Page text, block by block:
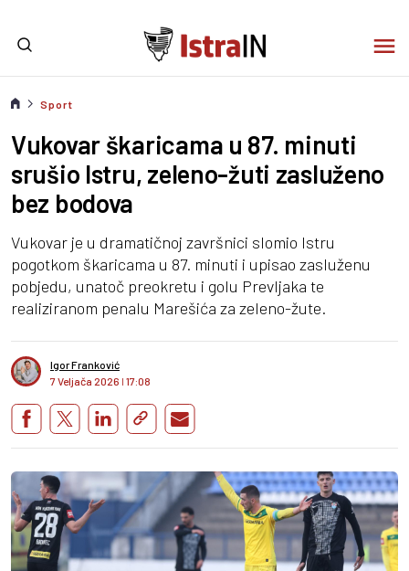
Sport
Vukovar škaricama u 87. minuti
srušio Istru, zeleno-žuti zasluženo
bez bodova
Vukovar je u dramatičnoj završnici slomio Istru
pogotkom škaricama u 87. minuti i upisao zasluženu
pobjedu, unatoč preokretu i golu Prevljaka te
realiziranom penalu Marešića za zeleno-žute.
Igor Franković
7 Veljača 2026 I 17:08